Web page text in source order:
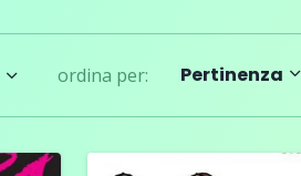
ordina per: Pertinenza